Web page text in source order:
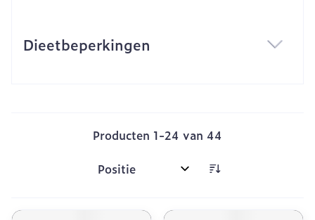
Dieetbeperkingen
Producten 1-24 van 44
Sorteer op: